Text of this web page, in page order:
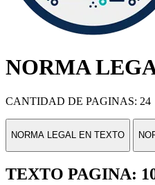
NORMA
CANTIDAD DE PAGINAS: 24
NORMA LEGAL EN TEXTO
TEXTO PAGINA: